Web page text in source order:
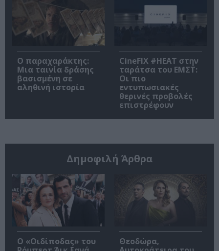
Ο παραχαράκτης:
Μια ταινία δράσης
βασισμένη σε
αληθινή ιστορία
CineFIX #ΗΕΑΤ στην
ταράτσα του ΕΜΣΤ:
Οι πιο
εντυπωσιακές
θερινές προβολές
επιστρέφουν
Δημοφιλή Άρθρα
O «Οιδίποδας» του
Θεοδώρα,